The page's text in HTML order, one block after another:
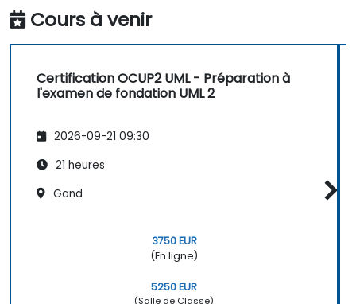
Cours à venir
Certification OCUP2 UML - Préparation à
l'examen de fondation UML 2
2026-09-21 09:30
21 heures
Gand
3750 EUR
(En ligne)
5250 EUR
(Salle de Classe)